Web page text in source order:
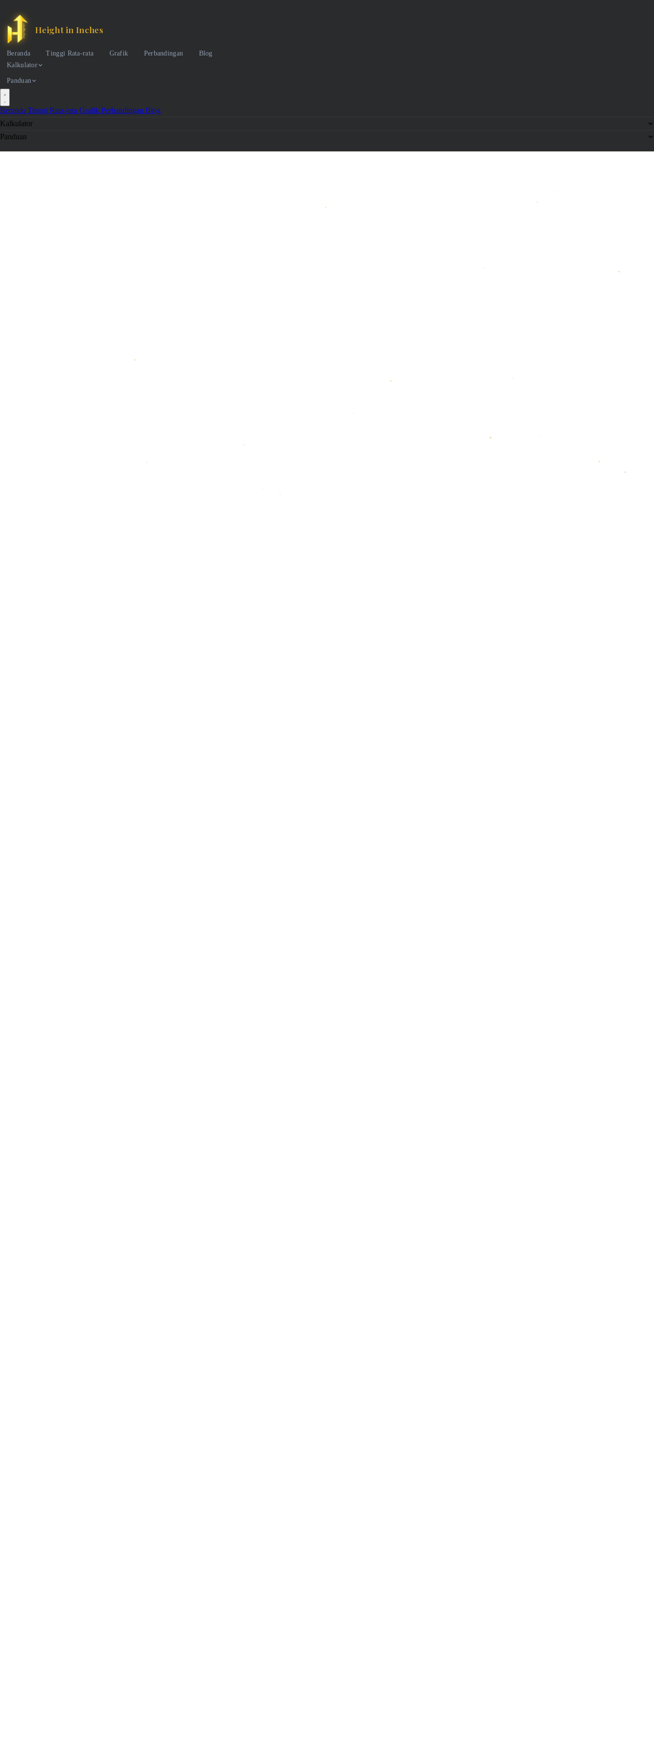
Height in Inches
Beranda Tinggi Rata-rata Grafik Perbandingan
Blog
Kalkulator
Panduan
Beranda Tinggi Rata-rata Grafik Perbandingan Blog
Kalkulator
Panduan